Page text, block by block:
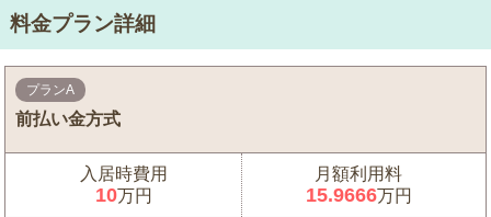
料金プラン詳細
プランA
前払い金方式
入居時費用
10万円
月額利用料
15.9666万円